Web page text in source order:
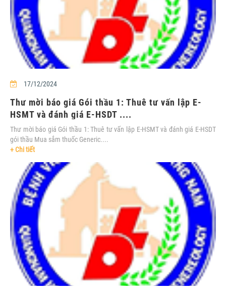
17/12/2024
Thư mời báo giá Gói thầu 1: Thuê tư vấn lập E-
HSMT và đánh giá E-HSDT ....
Thư mời báo giá Gói thầu 1: Thuê tư vấn lập E-HSMT và đánh giá E-HSDT
gói thầu Mua sắm thuốc Generic....
+ Chi tiết